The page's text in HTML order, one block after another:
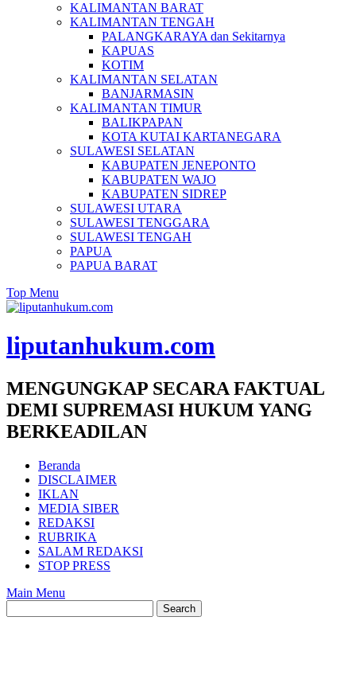
KALIMANTAN BARAT
KALIMANTAN TENGAH
PALANGKARAYA dan Sekitarnya
KAPUAS
KOTIM
KALIMANTAN SELATAN
BANJARMASIN
KALIMANTAN TIMUR
BALIKPAPAN
KOTA KUTAI KARTANEGARA
SULAWESI SELATAN
KABUPATEN JENEPONTO
KABUPATEN WAJO
KABUPATEN SIDREP
SULAWESI UTARA
SULAWESI TENGGARA
SULAWESI TENGAH
PAPUA
PAPUA BARAT
Top Menu
liputanhukum.com
MENGUNGKAP SECARA FAKTUAL
DEMI SUPREMASI HUKUM YANG
BERKEADILAN
Beranda
DISCLAIMER
IKLAN
MEDIA SIBER
REDAKSI
RUBRIKA
SALAM REDAKSI
STOP PRESS
Main Menu